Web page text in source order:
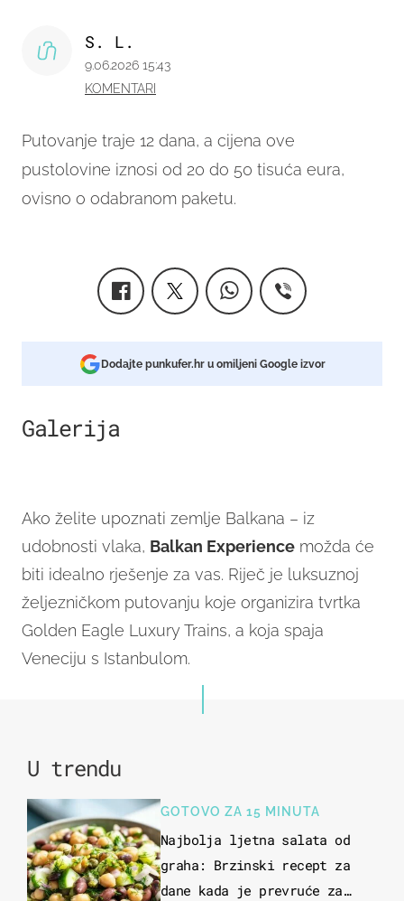
Putovanje traje 12 dana, a cijena ove
pustolovine iznosi od 20 do 50 tisuća eura,
ovisno o odabranom paketu.
S. L.
9.06.2026 15:43
KOMENTARI
Dodajte punkufer.hr u omiljeni Google izvor
Galerija
Ako želite upoznati zemlje Balkana – iz
udobnosti vlaka, Balkan Experience možda će
biti idealno rješenje za vas. Riječ je luksuznoj
željezničkom putovanju koje organizira tvrtka
Golden Eagle Luxury Trains, a koja spaja
Veneciju s Istanbulom.
U trendu
GOTOVO ZA 15 MINUTA
Najbolja ljetna salata od
graha: Brzinski recept za
dane kada je prevruće za